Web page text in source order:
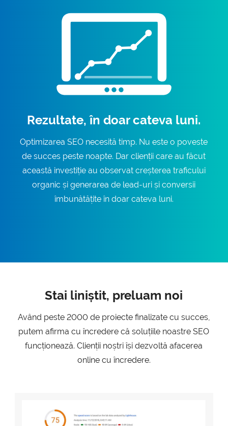
Rezultate, în doar cateva luni.
Optimizarea SEO necesită timp. Nu este o poveste
de succes peste noapte. Dar clienții care au făcut
această investiție au observat creșterea traficului
organic și generarea de lead-uri și conversii
îmbunătățite în doar cateva luni.
Stai liniștit, preluam noi
Având peste 2000 de proiecte finalizate cu succes,
putem afirma cu încredere că soluțiile noastre SEO
funcționează. Clienții noștri își dezvoltă afacerea
online cu încredere.